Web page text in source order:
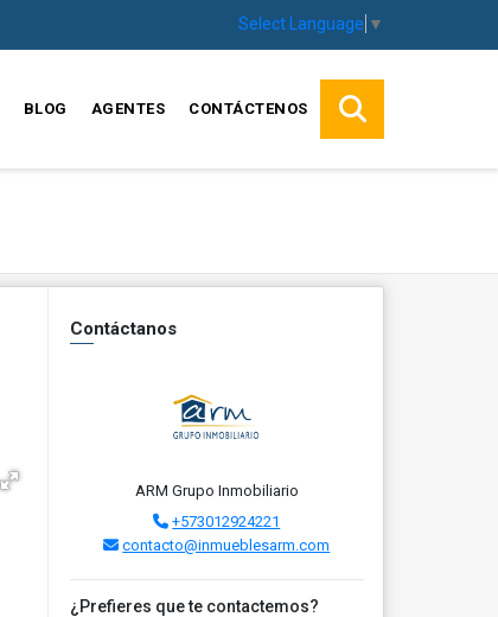
Select Language ▼
BLOG AGENTES CONTÁCTENOS
Contáctanos
ARM Grupo Inmobiliario
+573012924221
contacto@inmueblesarm.com
¿Prefieres que te contactemos?